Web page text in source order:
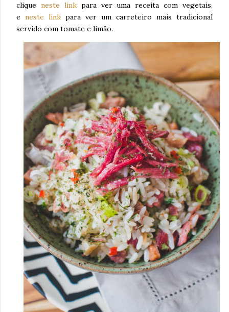
clique neste linkpara ver uma receita com vegetais,
e neste link para ver um carreteiro mais tradicional
servido com tomate e limão.